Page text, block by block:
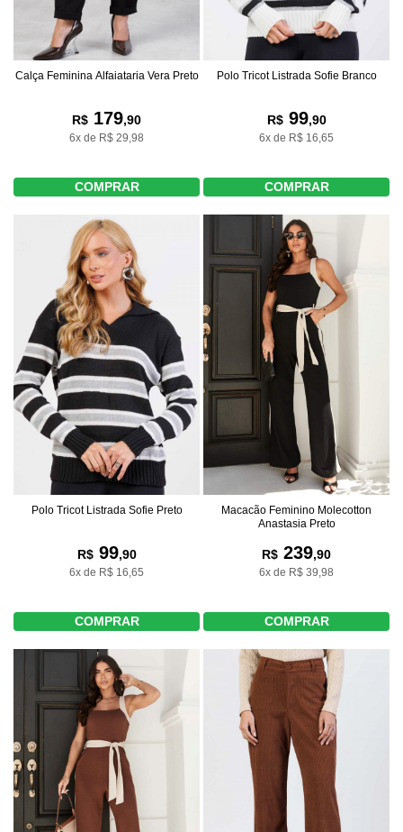
Calça Feminina Alfaiataria Vera Preto
R$ 179,90
6x de R$ 29,98
COMPRAR
Polo Tricot Listrada Sofie Branco
R$99,90
6x de R$ 16,65
COMPRAR
Polo Tricot Listrada Sofie Preto
R$99,90
6x de R$ 16,65
COMPRAR
Macacão Feminino Molecotton
Anastasia Preto
R$ 239,90
6x de R$ 39,98
COMPRAR